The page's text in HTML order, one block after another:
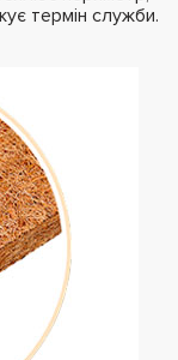
термін служби.